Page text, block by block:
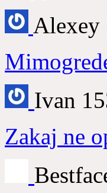
Alexey
Ivan
Zakaj ne